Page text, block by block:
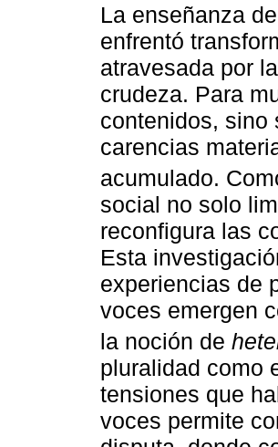
La enseñanza
enfrentó
atravesada por
crudeza. Para
contenidos, sino
carencias
acumulado.
social no solo
reconfigura las
Esta
experiencias de
voces emergen
la noción de
pluralidad como
tensiones que
voces permite